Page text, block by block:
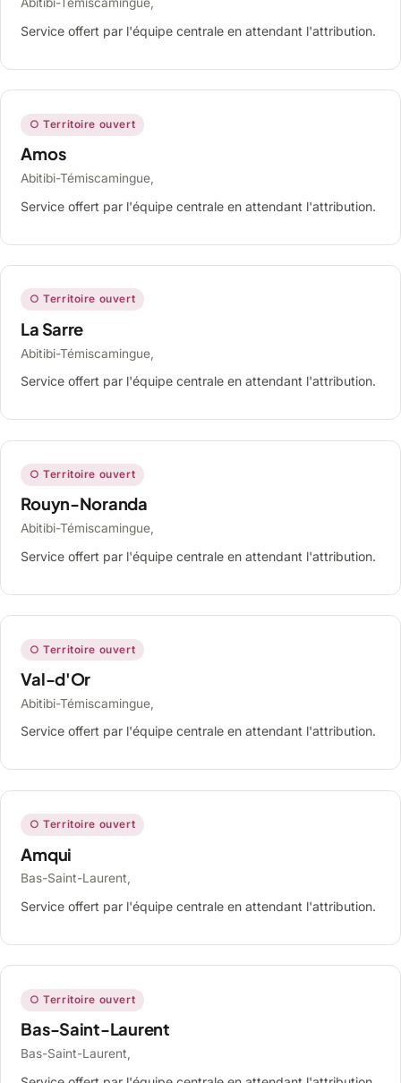
Abitibi-Témiscamingue,
Service offert par l'équipe centrale en attendant l'attribution.
○ Territoire ouvert
Amos
Abitibi-Témiscamingue,
Service offert par l'équipe centrale en attendant l'attribution.
○ Territoire ouvert
La Sarre
Abitibi-Témiscamingue,
Service offert par l'équipe centrale en attendant l'attribution.
○ Territoire ouvert
Rouyn-Noranda
Abitibi-Témiscamingue,
Service offert par l'équipe centrale en attendant l'attribution.
○ Territoire ouvert
Val-d'Or
Abitibi-Témiscamingue,
Service offert par l'équipe centrale en attendant l'attribution.
○ Territoire ouvert
Amqui
Bas-Saint-Laurent,
Service offert par l'équipe centrale en attendant l'attribution.
○ Territoire ouvert
Bas-Saint-Laurent
Bas-Saint-Laurent,